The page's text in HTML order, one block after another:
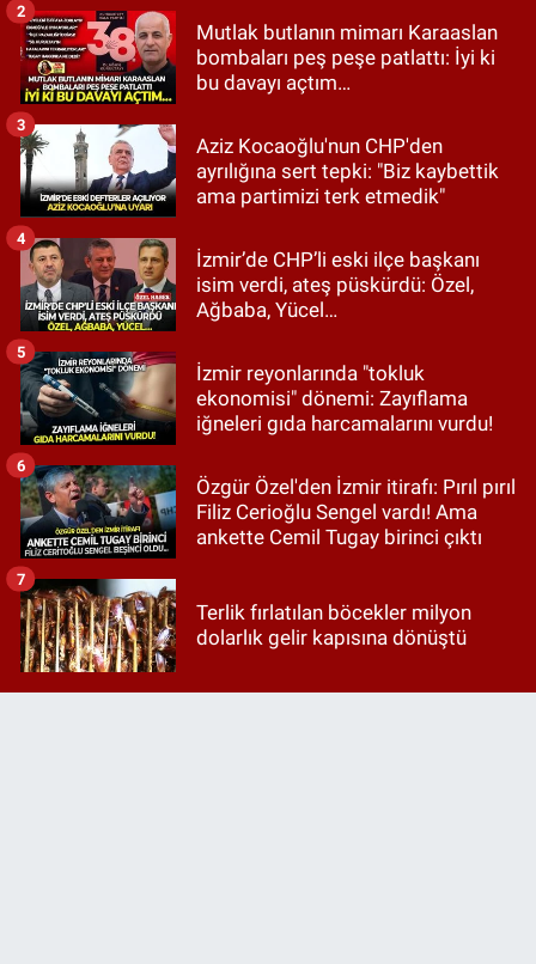
Mutlak butlanın mimarı Karaaslan
bombaları peş peşe patlattı: İyi ki
bu davayı açtım…
2
Aziz Kocaoğlu'nun CHP'den
ayrılığına sert tepki: "Biz kaybettik
ama partimizi terk etmedik"
3
İzmir’de CHP’li eski ilçe başkanı
isim verdi, ateş püskürdü: Özel,
Ağbaba, Yücel…
4
İzmir reyonlarında "tokluk
ekonomisi" dönemi: Zayıflama
iğneleri gıda harcamalarını vurdu!
5
Özgür Özel'den İzmir itirafı: Pırıl pırıl
Filiz Cerioğlu Sengel vardı! Ama
ankette Cemil Tugay birinci çıktı
6
Terlik fırlatılan böcekler milyon
dolarlık gelir kapısına dönüştü
7